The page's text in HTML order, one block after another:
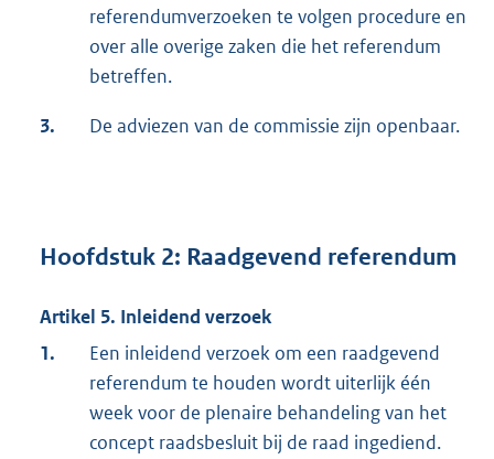
referendumverzoeken te volgen procedure en
over alle overige zaken die het referendum
betreffen.
3. De adviezen van de commissie zijn openbaar.
Hoofdstuk 2: Raadgevend referendum
Artikel 5. Inleidend verzoek
1.
Een inleidend verzoek om een raadgevend
referendum te houden wordt uiterlijk één
week voor de plenaire behandeling van het
concept raadsbesluit bij de raad ingediend.